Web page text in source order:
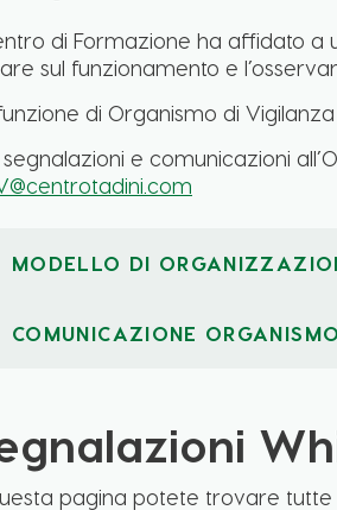
di Formazione ha affidato a
sul funzionamento e
di Organismo di Vigilanza
e comunicazioni
MODELLO DI
COMUNICAZIONE
pagina potete trovare